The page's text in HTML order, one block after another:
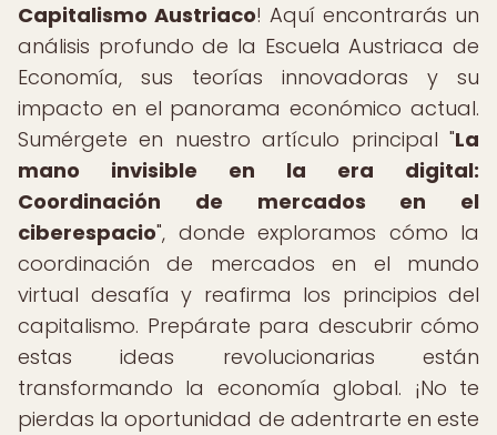
Capitalismo Austriaco! Aquí encontrarás un
análisis profundo de la Escuela Austriaca de
Economía, sus teorías innovadoras y su
impacto en el panorama económico actual.
Sumérgete en nuestro artículo principal "La
mano invisible en la era digital:
Coordinación de mercados en el
ciberespacio", donde exploramos cómo la
coordinación de mercados en el mundo
virtual desafía y reafirma los principios del
capitalismo. Prepárate para descubrir cómo
estas ideas revolucionarias están
transformando la economía global. ¡No te
pierdas la oportunidad de adentrarte en este